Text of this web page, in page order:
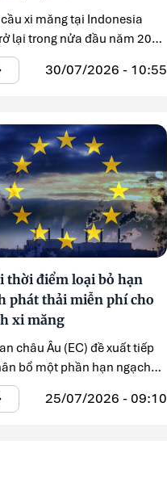
xi măng tại Indonesia
lại trong nửa đầu năm 2026
chương trình đầu tư ...
30/07/2026 - 10:55
thời điểm loại bỏ hạn
phát thải miễn phí cho
xi măng
châu Âu (EC) đề xuất tiếp
bổ một phần hạn ngạch
miễn ...
25/07/2026 - 09:10